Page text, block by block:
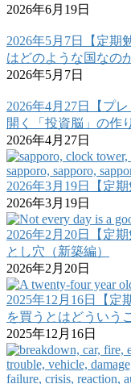
2026年6月19日
2026年5月7日【定期
はどのような国なの
2026年5月7日
2026年4月27日【プ
開く「投資脳」の作
2026年4月27日
2026年3月19日【定
2026年3月19日
2026年2月20日【定
とし穴（新築編）
2026年2月20日
2025年12月16日【
を買うとはどういう
2025年12月16日